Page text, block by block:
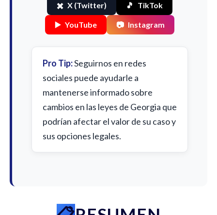
✖️ X (Twitter) 🎵 TikTok
▶️ YouTube 📷 Instagram
Pro Tip:Seguirnos en redes
sociales puede ayudarle a
mantenerse informado sobre
cambios en las leyes de Georgia que
podrían afectar el valor de su caso y
sus opciones legales.